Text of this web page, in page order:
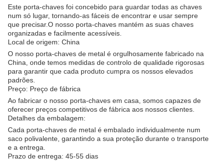
Este porta-chaves foi concebido para guardar todas as chaves
num só lugar, tornando-as fáceis de encontrar e usar sempre
que precisar.O nosso porta-chaves mantém as suas chaves
organizadas e facilmente acessíveis.
Local de origem: China
O nosso porta-chaves de metal é orgulhosamente fabricado na
China, onde temos medidas de controlo de qualidade rigorosas
para garantir que cada produto cumpra os nossos elevados
padrões.
Preço: Preço de fábrica
Ao fabricar o nosso porta-chaves em casa, somos capazes de
oferecer preços competitivos de fábrica aos nossos clientes.
Detalhes da embalagem:
Cada porta-chaves de metal é embalado individualmente num
saco polivalente, garantindo a sua proteção durante o transporte
e a entrega.
Prazo de entrega: 45-55 dias